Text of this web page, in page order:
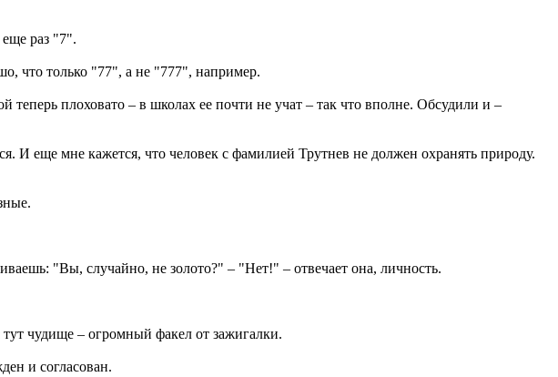
раз "7".
что только "77", а не "777", например.
плоховато – в школах ее почти не учат – так что вполне. Обсудили и –
И еще мне кажется, что человек с фамилией Трутнев не должен охранять природу.
"Вы, случайно, не золото?" – "Нет!" – отвечает она, личность.
чудище – огромный факел от зажигалки.
и согласован.